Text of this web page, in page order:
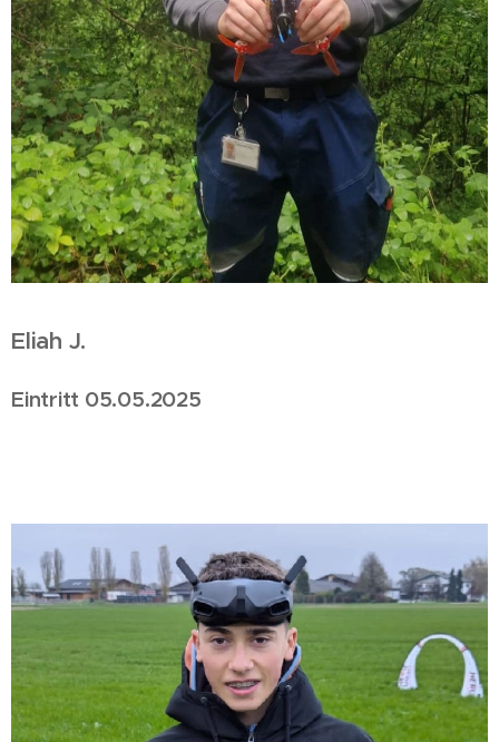
Eliah J.
Eintritt 05.05.2025